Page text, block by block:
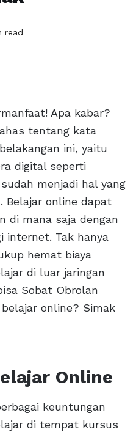
read
Apa kabar?
tentang kata
ini, yaitu
digital seperti
menjadi hal yang
Belajar online dapat
di mana saja dengan
internet. Tak hanya
hemat biaya
di luar jaringan
Sobat Obrolan
online? Simak
Online
keuntungan
di tempat kursus